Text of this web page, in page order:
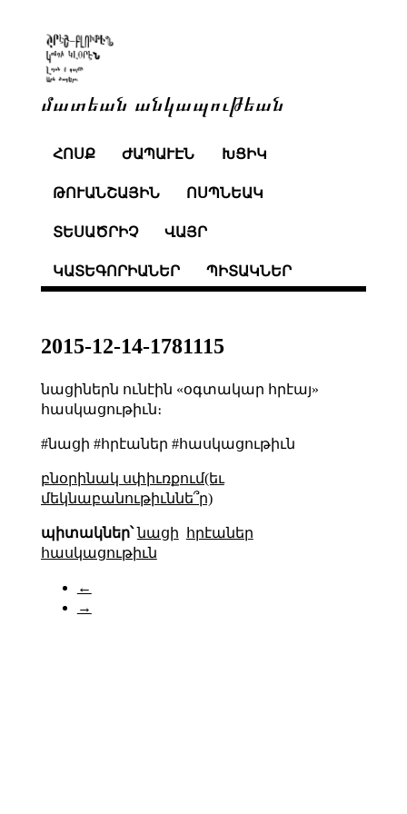
մատեան անկապութեան
ՀՈՍՔ ԺԱՊԱՒԷՆ ԽՑԻԿ
ԹՈՒԱՆՇԱՅԻՆ ՈՍՊՆԵԱԿ
ՏԵՍԱԾՐԻՉ ՎԱՅՐ
ԿԱՏԵԳՈՐԻԱՆԵՐ ՊԻՏԱԿՆԵՐ
2015-12-14-1781115
նացիներն ունէին «օգտակար հրէայ»
հասկացութիւն։
#նացի #հրէաներ #հասկացութիւն
բնօրինակ սփիւռքում(եւ
մեկնաբանութիւննե՞ր)
պիտակներ՝ նացի
հրէաներ
հասկացութիւն
←
→